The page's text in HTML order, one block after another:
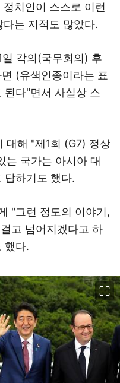
치인이 스스로 이런
는 지적도 많았다.
각의(국무회의) 후
(유색인종이라는 표
된다"면서 사실상 스
대해 "제1회 (G7) 정상
는 국가는 아시아 대
답하기도 했다.
"그런 정도의 이야기,
고 넘어지겠다고 하
했다.